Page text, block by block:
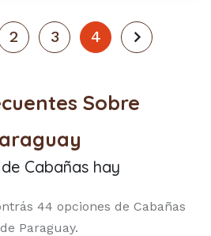
2 3 4
Sobre
Cabañas hay
44 opciones de Cabañas
Paraguay.